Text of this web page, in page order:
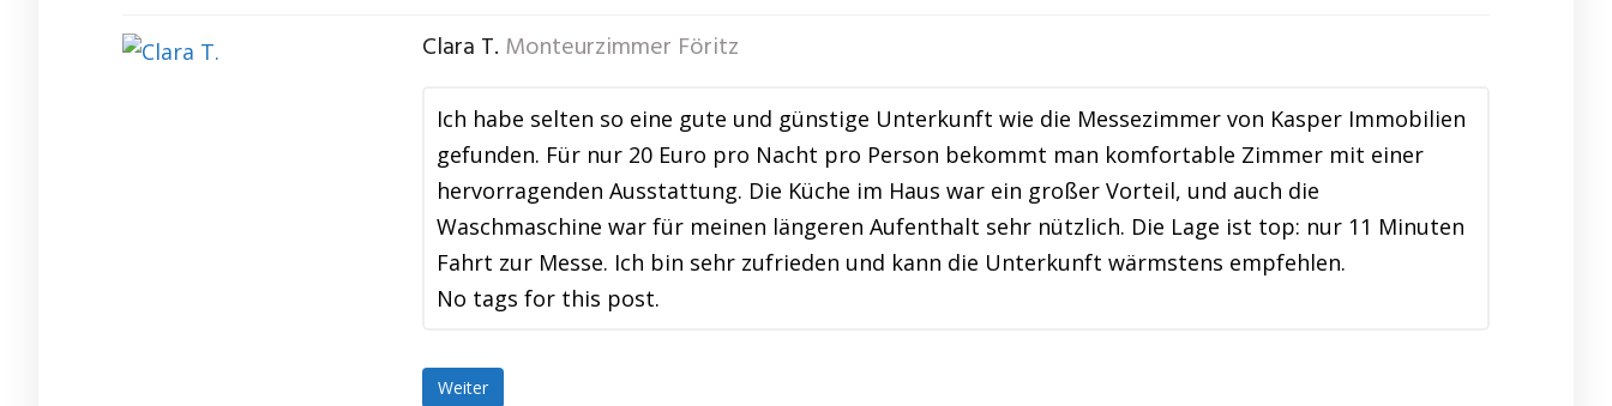
Clara T. Monteurzimmer Föritz
Ich habe selten so eine gute und günstige Unterkunft wie die Messezimmer von Kasper Immobilien
gefunden. Für nur 20 Euro pro Nacht pro Person bekommt man komfortable Zimmer mit einer
hervorragenden Ausstattung. Die Küche im Haus war ein großer Vorteil, und auch die
Waschmaschine war für meinen längeren Aufenthalt sehr nützlich. Die Lage ist top: nur 11 Minuten
Fahrt zur Messe. Ich bin sehr zufrieden und kann die Unterkunft wärmstens empfehlen.
No tags for this post.
Weiter